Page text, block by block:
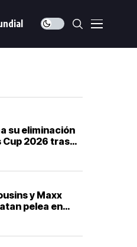
su eliminación
Cup 2026 tras
y Maxx
pelea en